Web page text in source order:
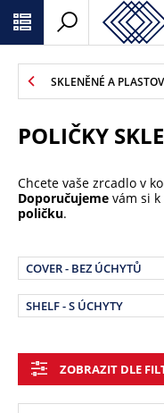
SKLENĚNÉ A
POLIČKY
Chcete vaše zrcadlo v
Doporučujeme vám si
poličku.
COVER - BEZ ÚCHYTŮ
SHELF - S ÚCHYTY
ZOBRAZIT DLE